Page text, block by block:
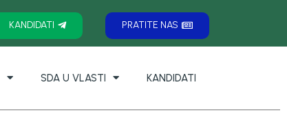
KANDIDATI PRATITE NAS
SDA U VLASTI KANDIDATI